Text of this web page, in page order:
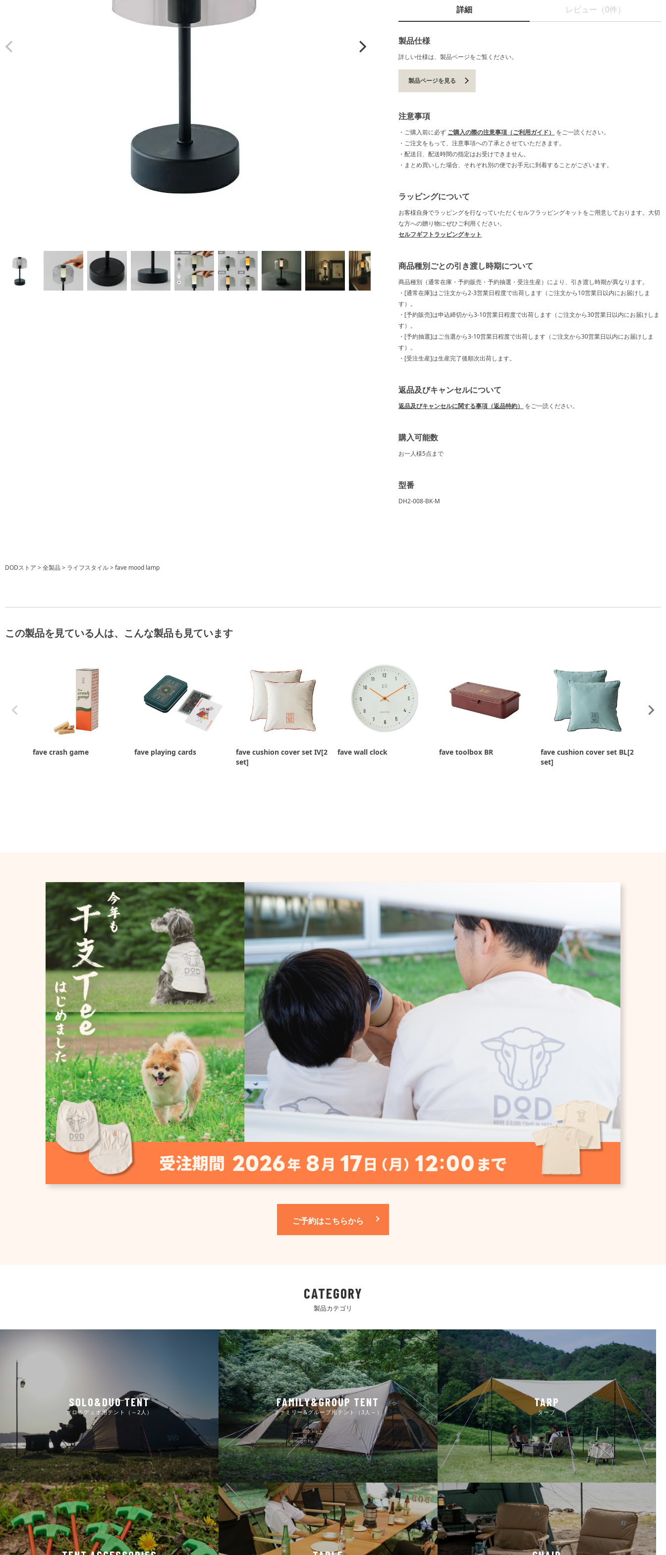
詳細 レビュー（0件）
製品仕様
詳しい仕様は、製品ページをご覧ください。
製品ページを見る
注意事項
・ご購入前に必ず ご購入の際の注意事項（ご利用ガイド）
をご一読ください。
・ご注文をもって、注意事項への了承とさせていただきます。
・配送日、配送時間の指定はお受けできません。
・まとめ買いした場合、それぞれ別の便でお手元に到着することがございます。
ラッピングについて
お客様自身でラッピングを行なっていただくセルフラッピングキットをご用意しております。大切
な方への贈り物にぜひご利用ください。
セルフギフトラッピングキット
商品種別ごとの引き渡し時期について
商品種別（通常在庫・予約販売・予約抽選・受注生産）により、引き渡し時期が異なります。
・[通常在庫]はご注文から2-3営業日程度で出荷します（ご注文から10営業日以内にお届けしま
す）。
・[予約販売]は申込締切から3-10営業日程度で出荷します（ご注文から30営業日以内にお届けしま
す）。
・[予約抽選]はご当選から3-10営業日程度で出荷します（ご注文から30営業日以内にお届けしま
す）。
・[受注生産]は生産完了後順次出荷します。
返品及びキャンセルについて
返品及びキャンセルに関する事項（返品特約） をご一読ください。
購入可能数
お一人様5点まで
型番
DH2-008-BK-M
DODストア 全製品 ライフスタイル fave mood lamp
この製品を見ている人は、こんな製品も見ています
fave crash game fave playing cards
fave cushion cover set IV[2
set]
fave wall clock fave toolbox BR
fave cushion cover set BL[2
set]
ご予約はこちらから
CATEGORY
製品カテゴリ
SOLO&DUO TENT
ソロ＆デュオ用テント（～2人）
FAMILY&GROUP TENT
ファミリー&グループ用テント（3人～）
TARP
タープ